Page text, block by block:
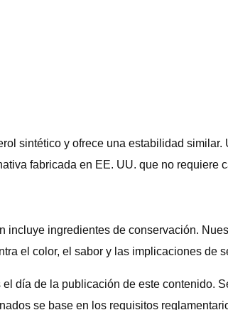
sintético y ofrece una estabilidad
fabricada en EE. UU. que no requiere
ingredientes de conservación.
el color, el sabor y las implicaciones de
día de la publicación de este contenido.
se base en los requisitos